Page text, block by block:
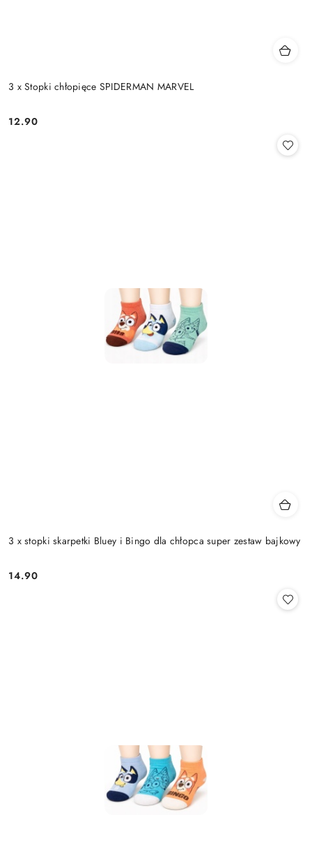
3 x Stopki chłopięce SPIDERMAN MARVEL
Cena:
12.90
3 x stopki skarpetki Bluey i Bingo dla chłopca super zestaw bajkowy
Cena:
14.90